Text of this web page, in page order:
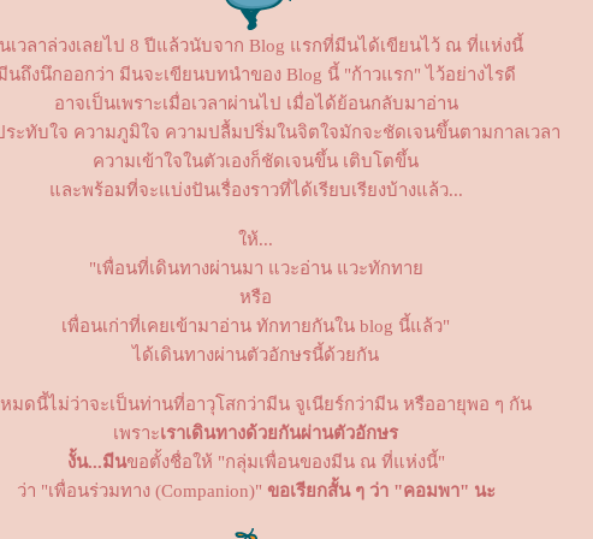
เวลาล่วงเลยไป 8 ปีแล้วนับจาก Blog แรกที่มีนได้เขียนไว้ ณ ที่แห่งนี้
นถึงนึกออกว่า มีนจะเขียนบทนำของ Blog นี้ "ก้าวแรก" ไว้อย่างไรดี
อาจเป็นเพราะเมื่อเวลาผ่านไป เมื่อได้ย้อนกลับมาอ่าน
ระทับใจ ความภูมิใจ ความปลื้มปริ่มในจิตใจมักจะชัดเจนขึ้นตามกาลเวลา
ความเข้าใจในตัวเองก็ชัดเจนขึ้น เติบโตขึ้น
ละพร้อมที่จะแบ่งปันเรื่องราวที่ได้เรียบเรียงบ้างแล้ว...
ห้...
"เพื่อนที่เดินทางผ่านมา แวะอ่าน แวะทักทา
หรือ
เพื่อนเก่าที่เคยเข้ามาอ่าน ทักทายกันใน blog นี้แล้ว"
ได้เดินทางผ่านตัวอักษรนี้ด้วยกัน
มดนี้ไม่ว่าจะเป็นท่านที่อาวุโสกว่ามีน จูเนียร์กว่ามีน หรืออายุพอ ๆ กัน
เพราะเราเดินทางด้วยกันผ่านตัวอักษร
งั้น...มีนขอตั้งชื่อให้ "กลุ่มเพื่อนของมีน ณ ที่แห่งนี้"
ว่า "เพื่อนร่วมทาง (Companion)" ขอเรียกสั้น ๆ ว่า "คอมพา" นะ